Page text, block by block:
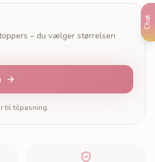
Chat
– du vælger størrelsen
til tilpasning.